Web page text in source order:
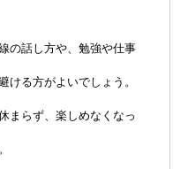
の話し方や、勉強や仕事
ける方がよいでしょう。
まらず、楽しめなくなっ